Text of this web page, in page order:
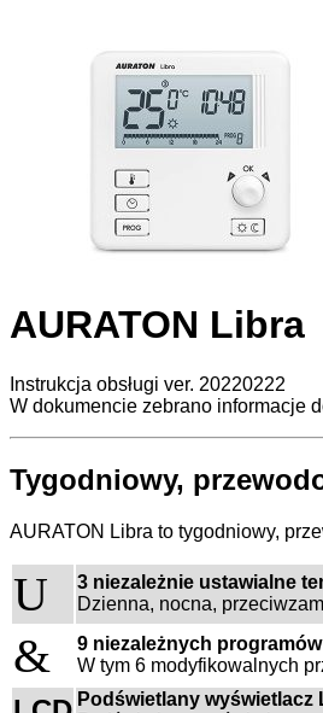
AURATON Libra
Instrukcja obsługi ver. 20220222
W dokumencie zebrano informacje
Tygodniowy,
AURATON Libra to tygodniowy,
U
3 niezależnie ustawialne
Dzienna, nocna,
&
9 niezależnych
W tym 6 modyfikowalnych
Podświetlany wyświetlacz